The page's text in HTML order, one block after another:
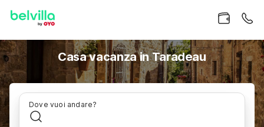
Casa vacanza in Taradeau
Dove vuoi andare?